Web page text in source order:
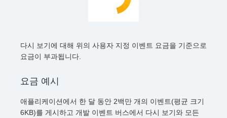
다시 보기에 대해 위의 사용자 지정 이벤트 요금을 기준으로
요금이 부과됩니다.
요금 예시
애플리케이션에서 한 달 동안 2백만 개의 이벤트(평균 크기
6KB)를 게시하고 개발 이벤트 버스에서 다시 보기와 모든